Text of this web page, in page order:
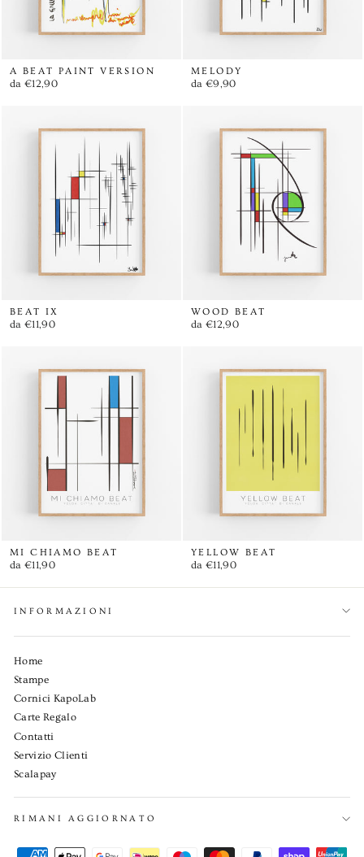
A BEAT PAINT VERSION
da €12,90
MELODY
da €9,90
BEAT IX
da €11,90
WOOD BEAT
da €12,90
MI CHIAMO BEAT
da €11,90
YELLOW BEAT
da €11,90
INFORMAZIONI
Home
Stampe
Cornici KapoLab
Carte Regalo
Contatti
Servizio Clienti
Scalapay
RIMANI AGGIORNATO